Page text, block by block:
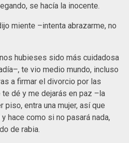
se hacía la inocente.
miente –intenta abrazarme, no
hubieses sido más cuidadosa
te vio medio mundo, incluso
a firmar el divorcio por las
dé y me dejarás en paz –la
piso, entra una mujer, así que
hace como si no pasará nada,
de rabia.